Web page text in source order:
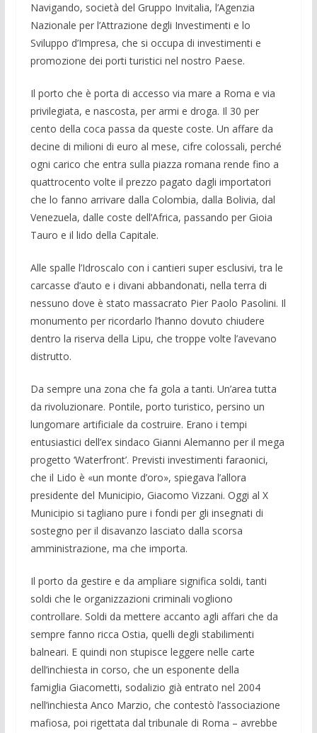
Navigando, società del Gruppo Invitalia, l’Agenzia
Nazionale per l’Attrazione degli Investimenti e lo
Sviluppo d’Impresa, che si occupa di investimenti e
promozione dei porti turistici nel nostro Paese.
Il porto che è porta di accesso via mare a Roma e via
privilegiata, e nascosta, per armi e droga. Il 30 per
cento della coca passa da queste coste. Un affare da
decine di milioni di euro al mese, cifre colossali, perché
ogni carico che entra sulla piazza romana rende fino a
quattrocento volte il prezzo pagato dagli importatori
che lo fanno arrivare dalla Colombia, dalla Bolivia, dal
Venezuela, dalle coste dell’Africa, passando per Gioia
Tauro e il lido della Capitale.
Alle spalle l’Idroscalo con i cantieri super esclusivi, tra le
carcasse d’auto e i divani abbandonati, nella terra di
nessuno dove è stato massacrato Pier Paolo Pasolini. Il
monumento per ricordarlo l’hanno dovuto chiudere
dentro la riserva della Lipu, che troppe volte l’avevano
distrutto.
Da sempre una zona che fa gola a tanti. Un’area tutta
da rivoluzionare. Pontile, porto turistico, persino un
lungomare artificiale da costruire. Erano i tempi
entusiastici dell’ex sindaco Gianni Alemanno per il mega
progetto ‘Waterfront’. Previsti investimenti faraonici,
che il Lido è «un monte d’oro», spiegava l’allora
presidente del Municipio, Giacomo Vizzani. Oggi al X
Municipio si tagliano pure i fondi per gli insegnati di
sostegno per il disavanzo lasciato dalla scorsa
amministrazione, ma che importa.
Il porto da gestire e da ampliare significa soldi, tanti
soldi che le organizzazioni criminali vogliono
controllare. Soldi da mettere accanto agli affari che da
sempre fanno ricca Ostia, quelli degli stabilimenti
balneari. E quindi non stupisce leggere nelle carte
dell’inchiesta in corso, che un esponente della
famiglia Giacometti, sodalizio già entrato nel 2004
nell’inchiesta Anco Marzio, che contestò l’associazione
mafiosa, poi rigettata dal tribunale di Roma – avrebbe